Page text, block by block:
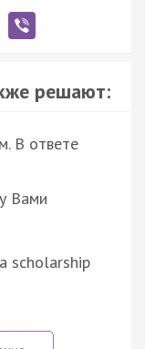
решают:
В ответе
Вами
scholarship